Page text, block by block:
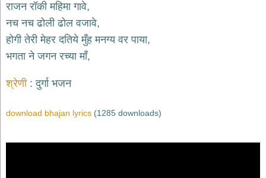
जैन
भजन
jain
bhajans
भजन
durga
गणेश
राजन रॉकी महिमा गावे,
नच नच ढोली ढोल वजावे,
होगी तेरी मेहर दतिये मुँह मनग्य वर पाया,
भगता ने जगन रच्या माँ,
श्रेणी दुर्गा भजन
download bhajan lyrics (1285 downloads)